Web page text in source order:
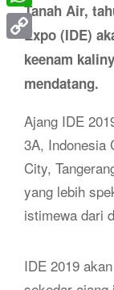
Tanah Air,
Expo (IDE)
keenam
mendatang.
Ajang IDE
3A, Indonesia
City,
yang lebih
istimewa dari
IDE 2019
WhatsApp
Copy
Link